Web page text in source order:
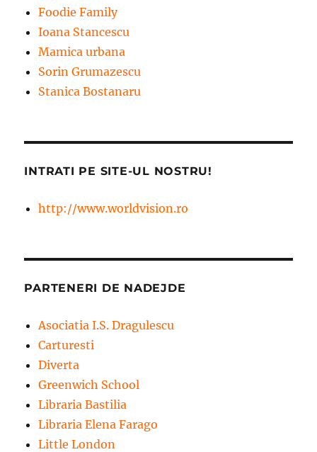
Foodie Family
Ioana Stancescu
Mamica urbana
Sorin Grumazescu
Stanica Bostanaru
INTRATI PE SITE-UL NOSTRU!
http://www.worldvision.ro
PARTENERI DE NADEJDE
Asociatia I.S. Dragulescu
Carturesti
Diverta
Greenwich School
Libraria Bastilia
Libraria Elena Farago
Little London